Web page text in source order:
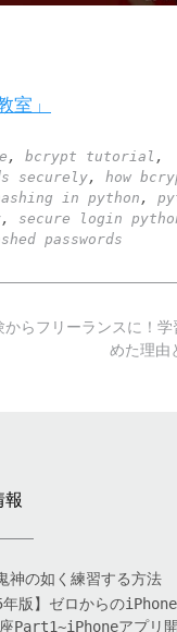
」
, bcrypt tutorial ,
securely, how
in python ,
, secure login
passwords
らフリーランスに！学
めた理
報
神の如く練習する方法
年版】ゼロからの
Part1~iPhoneアプリ